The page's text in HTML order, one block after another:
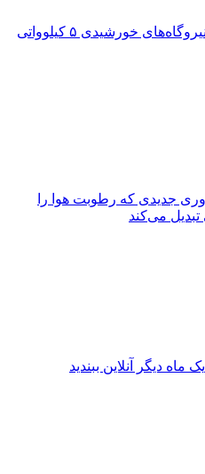
تجهیز ۱۲ هزار مدرسه به نیروگاه‌های خورشیدی ۵ کیلوواتی
جدیدی که رطوبت هوا را
می‌کند
دیگر آنلاین ببندید